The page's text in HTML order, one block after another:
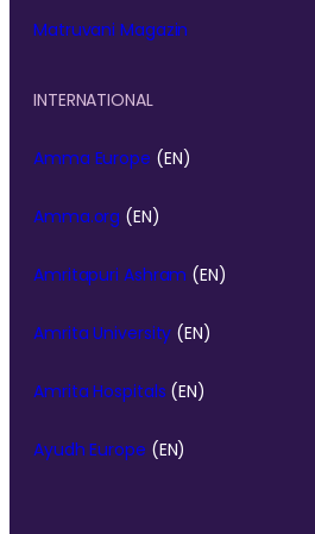
Matruvani Magazin
INTERNATIONAL
Amma Europe (EN)
Amma.org (EN)
Amritapuri Ashram (EN)
Amrita University (EN)
Amrita Hospitals (EN)
Ayudh Europe (EN)